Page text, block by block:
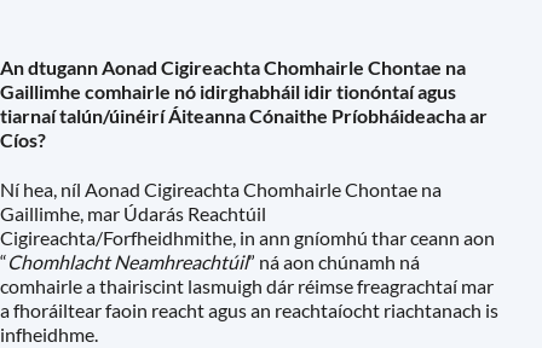
An dtugann Aonad Cigireachta Chomhairle Chontae na
Gaillimhe comhairle nó idirghabháil idir tionóntaí agus
tiarnaí talún/úinéirí Áiteanna Cónaithe Príobháideacha ar
Cíos?
Ní hea, níl Aonad Cigireachta Chomhairle Chontae na
Gaillimhe, mar Údarás Reachtúil
Cigireachta/Forfheidhmithe, in ann gníomhú thar ceann aon
“Chomhlacht Neamhreachtúil” ná aon chúnamh ná
comhairle a thairiscint lasmuigh dár réimse freagrachtaí mar
a fhoráiltear faoin reacht agus an reachtaíocht riachtanach is
infheidhme.